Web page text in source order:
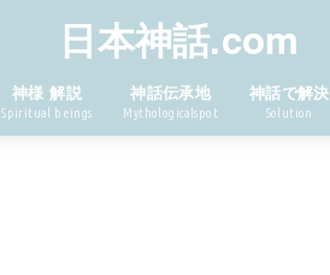
日本神話.com
神様 解説
Spiritual beings
神話伝承地
Mythologicalspot
神話で解決
Solution